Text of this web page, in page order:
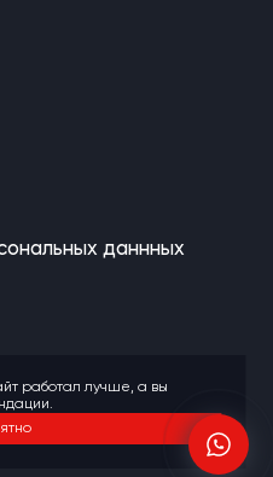
даннных
работал лучше, а вы